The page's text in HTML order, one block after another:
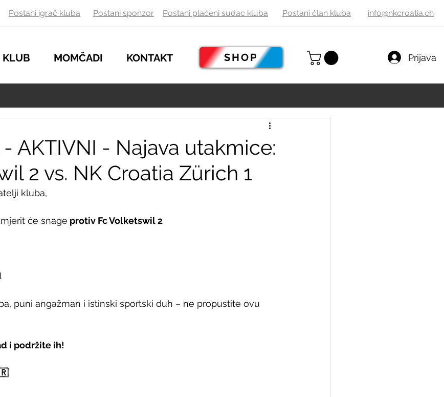
Postani igrač kluba Postani sponzor Postani plaćeni sudac kluba Postani član kluba info@nkcroatia.ch
KLUB MOMČADI KONTAKT SHOP Prijava
- AKTIVNI - Najava utakmice:
2 vs. NK Croatia Zürich 1
kluba,
će snage protiv Fc Volketswil 2
puni angažman i istinski sportski duh – ne propustite ovu
i podržite ih!